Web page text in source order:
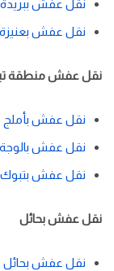
نقل عفش ببريدة
نقل عفش بعنيزة
نقل عفش منطقة
نقل عفش بأملج
نقل عفش بالوجة
نقل عفش بتبوك
نقل عفش بحائل
نقل عفش بحائل